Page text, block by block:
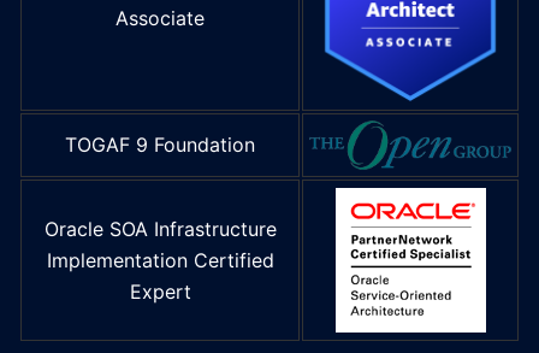
Associate
TOGAF 9 Foundation
Oracle SOA Infrastructure
Implementation Certified
Expert